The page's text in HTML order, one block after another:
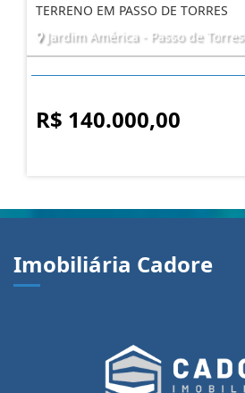
TERRENO EM PASSO DE TORRES
Jardim América - Passo de Torres
R$ 140.000,00
Imobiliária Cadore